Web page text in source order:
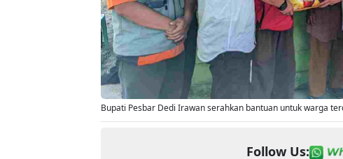
Bupati Pesbar Dedi Irawan serahkan bantuan untuk warga
Follow Us: